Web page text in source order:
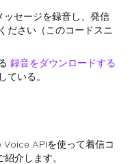
セージを録音し、発信
ださい（このコードスニ
録音をダウンロードする
ている。
Voice APIを使って着信コ
介します。